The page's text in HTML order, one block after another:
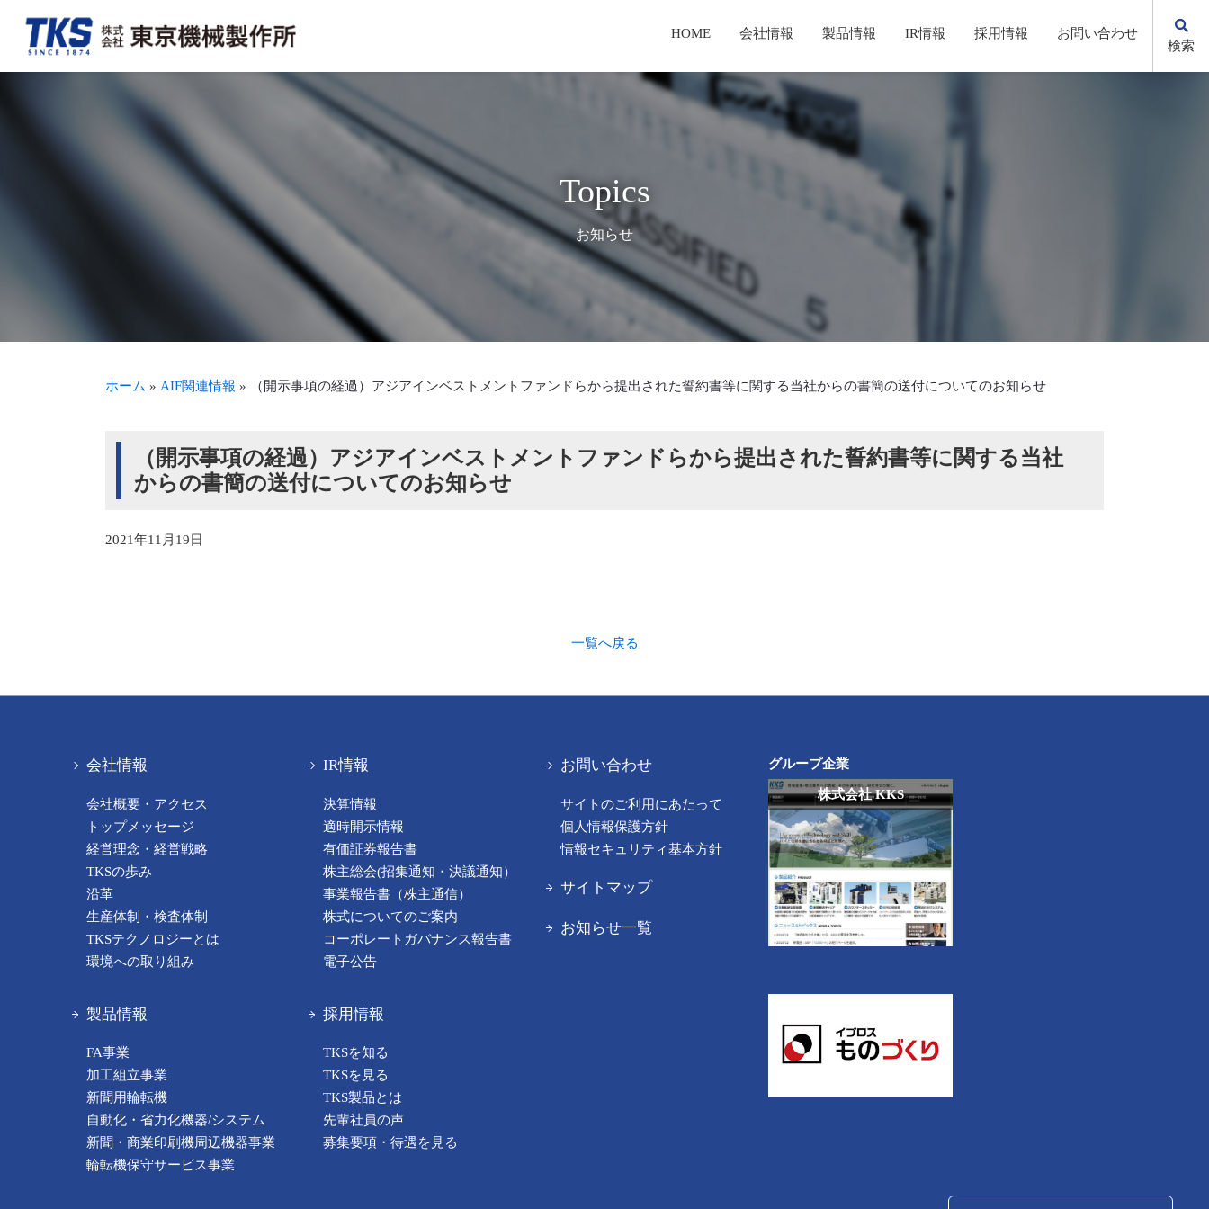
HOME 会社情報
会社概要・アクセス トップメッセージ TKSの歩み
生産体制・検査体制 環境への取り組み
製品情報
加工組立事業 自動化・省力化機器/システム
新聞・商業印刷機周辺機器事業 輪転機保守サービス事業
IR情報
決算情報 適時開示情報 株主総会(招集通知・決議通知）
事業報告書（株主通信） 株式についてのご案内 電子公告
採用情報
TKSを知る TKSを見る 先輩社員の声
募集要項・待遇を見る
お問い合わせ
検索
Topics
お知らせ
ホーム » AIF関連情報 » （開示事項の経過）アジアインベストメントファンドらから提出された誓約書等に関する当社からの書簡の送付についてのお知らせ
（開示事項の経過）アジアインベストメントファンドらから提出された誓約書等に関する当社
からの書簡の送付についてのお知らせ
2021年11月19日
一覧へ戻る
会社情報
会社概要・アクセス
トップメッセージ
経営理念・経営戦略
TKSの歩み
沿革
生産体制・検査体制
TKSテクノロジーとは
環境への取り組み
IR情報
決算情報
適時開示情報
有価証券報告書
株主総会(招集通知・決議通知）
事業報告書（株主通信）
株式についてのご案内
コーポレートガバナンス報告書
電子公告
お問い合わせ
サイトのご利用にあたって
個人情報保護方針
情報セキュリティ基本方針
サイトマップ
お知らせ一覧
製品情報
FA事業
加工組立事業
新聞用輪転機
自動化・省力化機器/システム
新聞・商業印刷機周辺機器事業
輪転機保守サービス事業
採用情報
TKSを知る
TKSを見る
TKS製品とは
先輩社員の声
募集要項・待遇を見る
グループ企業
株式会社 KKS